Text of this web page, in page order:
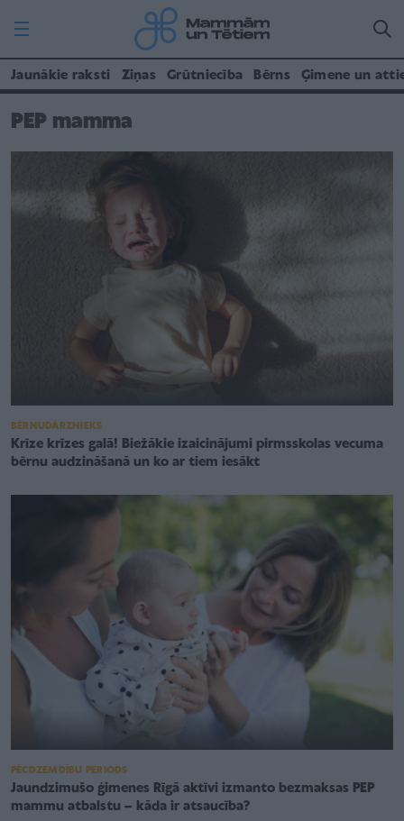
Jaunākie raksti Ziņas Grūtniecība Bērns Ģimene un
PEP mamma
BĒRNUDĀRZNIEKS
Krīze krīzes galā! Biežākie izaicinājumi pirmsskolas vecuma
bērnu audzināšanā un ko ar tiem iesākt
PĒCDZEMDĪBU PERIODS
Jaundzimušo ģimenes Rīgā aktīvi izmanto bezmaksas PEP
mammu atbalstu – kāda ir atsaucība?